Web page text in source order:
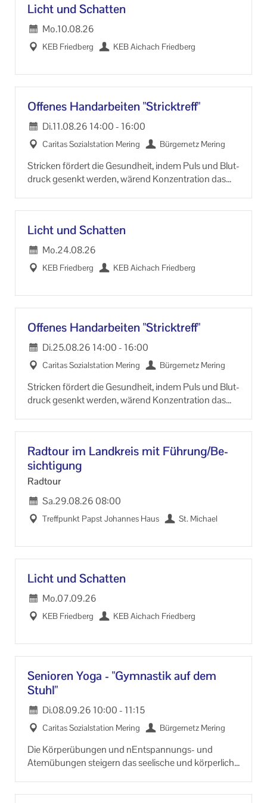
Licht und Schat­ten
Mo.10.08.26
KEB Fried­berg KEB Aichach Fried­berg
Of­fe­nes Hand­ar­bei­ten "Strick­treff"
Di.11.08.26 14:00- 16:00
Ca­ri­tas So­zi­al­sta­ti­on Me­ring Bür­ger­netz Me­ring
Stri­cken för­dert die Ge­sund­heit, indem Puls und Blut­
druck ge­senkt wer­den, wä­rend Kon­zen­tra­ti­on das
Licht und Schat­ten
Mo.24.08.26
KEB Fried­berg KEB Aichach Fried­berg
Of­fe­nes Hand­ar­bei­ten "Strick­treff"
Di.25.08.26 14:00- 16:00
Ca­ri­tas So­zi­al­sta­ti­on Me­ring Bür­ger­netz Me­ring
Stri­cken för­dert die Ge­sund­heit, indem Puls und Blut­
druck ge­senkt wer­den, wä­rend Kon­zen­tra­ti­on das
Rad­tour im Land­kreis mit Füh­rung/Be­
sich­ti­gung
Rad­tour
Sa.29.08.2608:00
Treff­punkt Papst Jo­han­nes Haus St. Mi­cha­el
Licht und Schat­ten
Mo.07.09.26
KEB Fried­berg KEB Aichach Fried­berg
Se­nio­ren Yoga - "Gym­nas­tik auf dem
Stuhl"
Di.08.09.26 10:00- 11:15
Ca­ri­tas So­zi­al­sta­ti­on Me­ring Bür­ger­netz Me­ring
Die Kör­per­übun­gen und nEntspannungs-​ und
Atem­übun­gen stei­gern das see­li­sche und kör­per­li­che
Ihr Kontakt zu uns
Impressum